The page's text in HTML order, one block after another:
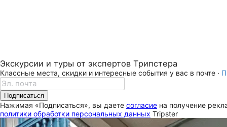
Экскурсии и туры от экспертов Трипстера
Классные места, скидки и интересные события у вас в почте ·
Подписаться
Нажимая «Подписаться», вы даете согласие на получение
политики обработки персональных данных Tripster